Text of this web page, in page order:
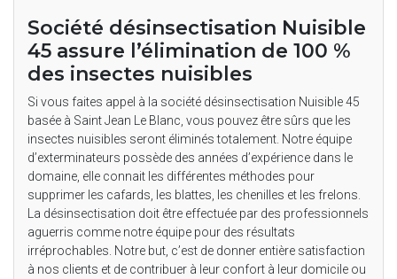
Société désinsectisation Nuisible
45 assure l’élimination de 100 %
des insectes nuisibles
Si vous faites appel à la société désinsectisation Nuisible 45
basée à Saint Jean Le Blanc, vous pouvez être sûrs que les
insectes nuisibles seront éliminés totalement. Notre équipe
d’exterminateurs possède des années d’expérience dans le
domaine, elle connait les différentes méthodes pour
supprimer les cafards, les blattes, les chenilles et les frelons.
La désinsectisation doit être effectuée par des professionnels
aguerris comme notre équipe pour des résultats
irréprochables. Notre but, c’est de donner entière satisfaction
à nos clients et de contribuer à leur confort à leur domicile ou